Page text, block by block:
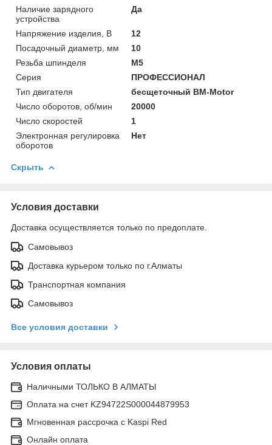
Наличие зарядного
устройства
Да
Напряжение изделия, В
12
Посадочный диаметр, мм
10
Резьба шпинделя
М5
Серия
ПРОФЕССИОНАЛ
Тип двигателя
бесщеточный BM-Motor
Число оборотов, об/мин
20000
Число скоростей
1
Электронная регулировка
оборотов
Нет
Скрыть
Условия доставки
Доставка осуществляется только по предоплате.
Самовывоз
Доставка курьером только по г.Алматы
Транспортная компания
Самовывоз
Все условия доставки
Условия оплаты
Наличными ТОЛЬКО В АЛМАТЫ
Оплата на счет KZ94722S000044879953
Мгновенная рассрочка с Kaspi Red
Онлайн оплата